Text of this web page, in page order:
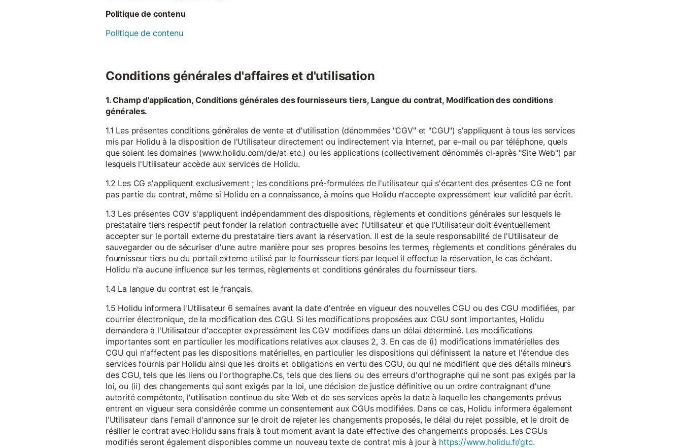
Politique de contenu
Politique de contenu
Conditions générales d'affaires et d'utilisation
1. Champ d'application, Conditions générales des fournisseurs tiers, Langue du contrat, Modification des conditions
générales.
1.1 Les présentes conditions générales de vente et d'utilisation (dénommées "CGV" et "CGU") s'appliquent à tous les services
mis par Holidu à la disposition de l'Utilisateur directement ou indirectement via Internet, par e-mail ou par téléphone, quels
que soient les domaines (www.holidu.com/de/at etc.) ou les applications (collectivement dénommés ci-après "Site Web") par
lesquels l'Utilisateur accède aux services de Holidu.
1.2 Les CG s'appliquent exclusivement ; les conditions pré-formulées de l'utilisateur qui s'écartent des présentes CG ne font
pas partie du contrat, même si Holidu en a connaissance, à moins que Holidu n'accepte expressément leur validité par écrit.
1.3 Les présentes CGV s'appliquent indépendamment des dispositions, règlements et conditions générales sur lesquels le
prestataire tiers respectif peut fonder la relation contractuelle avec l'Utilisateur et que l'Utilisateur doit éventuellement
accepter sur le portail externe du prestataire tiers avant la réservation. Il est de la seule responsabilité de l'Utilisateur de
sauvegarder ou de sécuriser d'une autre manière pour ses propres besoins les termes, règlements et conditions générales du
fournisseur tiers ou du portail externe utilisé par le fournisseur tiers par lequel il effectue la réservation, le cas échéant.
Holidu n'a aucune influence sur les termes, règlements et conditions générales du fournisseur tiers.
1.4 La langue du contrat est le français.
1.5 Holidu informera l'Utilisateur 6 semaines avant la date d'entrée en vigueur des nouvelles CGU ou des CGU modifiées, par
courrier électronique, de la modification des CGU. Si les modifications proposées aux CGU sont importantes, Holidu
demandera à l'Utilisateur d'accepter expressément les CGV modifiées dans un délai déterminé. Les modifications
importantes sont en particulier les modifications relatives aux clauses 2, 3. En cas de (i) modifications immatérielles des
CGU qui n'affectent pas les dispositions matérielles, en particulier les dispositions qui définissent la nature et l'étendue des
services fournis par Holidu ainsi que les droits et obligations en vertu des CGU, ou qui ne modifient que des détails mineurs
des CGU, tels que les liens ou l'orthographe.Cs, tels que des liens ou des erreurs d'orthographe qui ne sont pas exigés par la
loi, ou (ii) des changements qui sont exigés par la loi, une décision de justice définitive ou un ordre contraignant d'une
autorité compétente, l'utilisation continue du site Web et de ses services après la date à laquelle les changements prévus
entrent en vigueur sera considérée comme un consentement aux CGUs modifiées. Dans ce cas, Holidu informera également
l'Utilisateur dans l'email d'annonce sur le droit de rejeter les changements proposés, le délai du rejet possible, et le droit de
résilier le contrat avec Holidu sans frais à tout moment avant la date effective des changements proposés. Les CGUs
modifiés seront également disponibles comme un nouveau texte de contrat mis à jour à https://www.holidu.fr/gtc.